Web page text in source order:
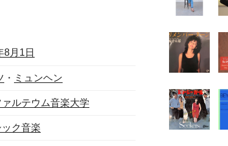
8月1日
・ ミュンヘン
ルテウム音楽大学
ック音楽